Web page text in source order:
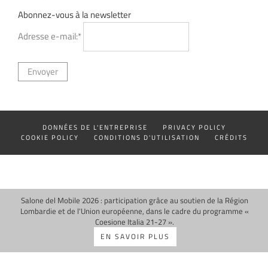
Abonnez-vous à la newsletter
Adresse e-mail:*
DONNÉES DE L'ENTREPRISE
PRIVACY POLICY
COOKIE POLICY
CONDITIONS D'UTILISATION CRÉDITS
Salone del Mobile 2026 : participation grâce au soutien de la Région
Lombardie et de l'Union européenne, dans le cadre du programme «
Coesione Italia 21-27 ».
EN SAVOIR PLUS
Vos choix en matière de confidentialité